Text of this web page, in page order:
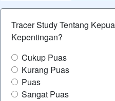
Tracer Study Tentang
Kepentingan?
Cukup Puas
Kurang Puas
Puas
Sangat Puas